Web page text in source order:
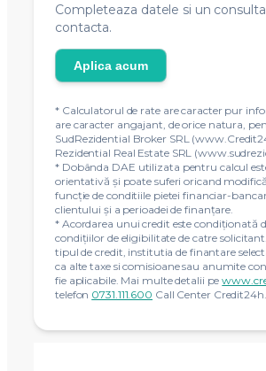
Completeaza datele si un
contacta.
Aplica acum
* Calculatorul de rate are caracter pur
are caracter angajant, de orice natura,
SudRezidential Broker SRL
Rezidential Real Estate SRL
* Dobânda DAE utilizata pentru calcul
orientativă și poate suferi oricand
funcție de conditiile pietei financiar-
clientului și a perioadei de finanțare.
* Acordarea unui credit este condiţionată
condiţiilor de eligibilitate de catre
tipul de credit, institutia de finantare
ca alte taxe si comisioane sau anumite
fie aplicabile. Mai multe detalii pe
telefon 0731.111.600 Call Center